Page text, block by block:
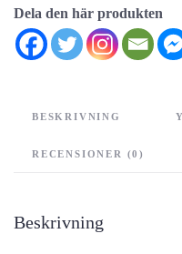
cap
mängd
Dela den här produkten
BESKRIVNING
RECENSIONER (0)
Beskrivning